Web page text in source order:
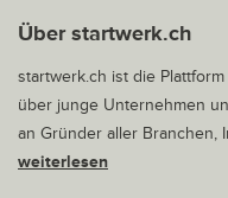
Über startwerk.ch
startwerk.ch ist die
über junge Unternehmen
an Gründer aller Branchen,
weiterlesen